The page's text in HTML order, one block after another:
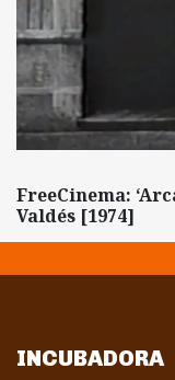
FreeCinema:
Valdés [1974]
INCUBADORA